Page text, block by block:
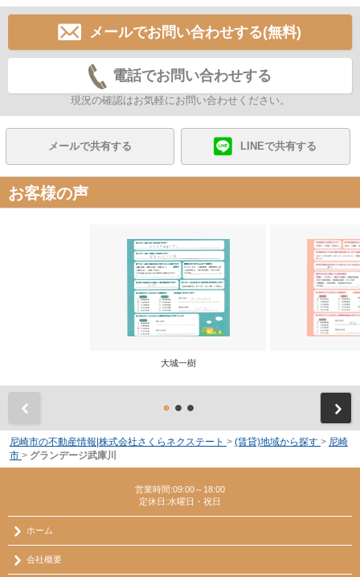
メールでお問い合わせする(無料)
電話でお問い合わせする
現況の確認はお気軽にお問い合わせください。
メールで共有する LINEで共有する
お客様の声
大城一樹
尼崎市の不動産情報|株式会社さくらネクステート > (賃貸)地域から探す > 尼崎
市 > グランデージ武庫川
営業時間:09:00～18:00
定休日:水曜日・祝日
ホーム
会社概要